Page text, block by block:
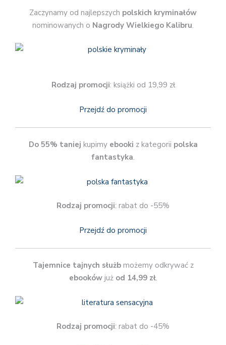
Zaczynamy od najlepszych polskich kryminałów
nominowanych o Nagrody Wielkiego Kalibru.
Rodzaj promocji: książki od 19,99 zł
Przejdź do promocji
Do 55% taniej kupimy ebooki z kategorii polska
fantastyka.
Rodzaj promocji: rabat do -55%
Przejdź do promocji
Tajemnice tajnych służbmożemy odkrywać z
ebookówjuż od 14,99 zł.
Rodzaj promocji: rabat do -45%